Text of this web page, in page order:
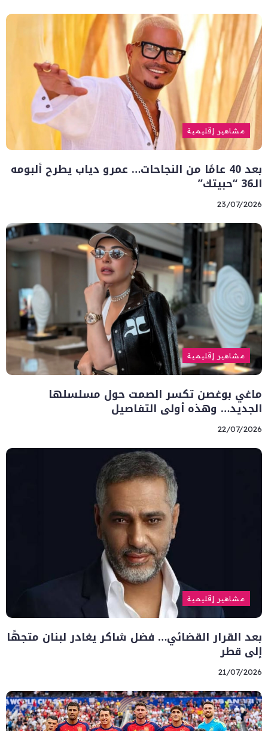
مشاهير إقليمية
بعد 40 عامًا من النجاحات… عمرو دياب يطرح ألبومه
الـ36 “حبيتك”
23/07/2026
مشاهير إقليمية
ماغي بوغصن تكسر الصمت حول مسلسلها
الجديد… وهذه أولى التفاصيل
22/07/2026
مشاهير إقليمية
بعد القرار القضائي… فضل شاكر يغادر لبنان متجهًا
إلى قطر
21/07/2026